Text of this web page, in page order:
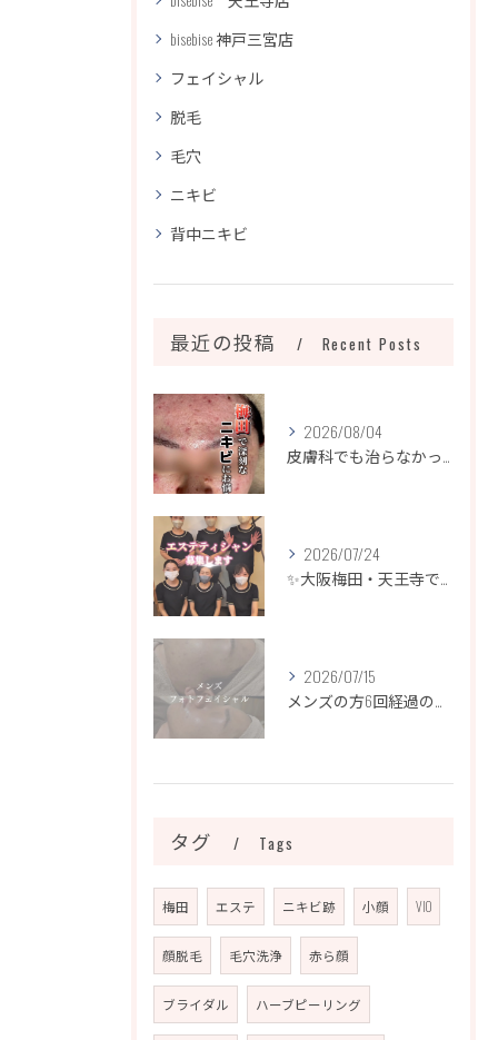
bisebise 神戸三宮店
フェイシャル
脱毛
毛穴
ニキビ
背中ニキビ
最近の投稿 Recent Posts
2026/08/04
皮膚科でも治らなかったニキビ、諦めるのはまだ早いです！
2026/07/24
✨大阪梅田・天王寺でエステティシャン募集✨
2026/07/15
メンズの方6回経過のお写真になります📷✨
タグ Tags
梅田 エステ ニキビ跡 小顔 VIO
顔脱毛 毛穴洗浄 赤ら顔
ブライダル ハーブピーリング